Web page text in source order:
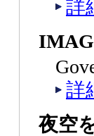
詳
詳
夜空